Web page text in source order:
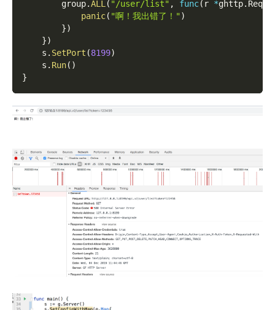
        group
.ALL( "/user/list" , func( r *ghttp.
panic( "啊！我出错了！")
})
})
    s
. SetPort (8199)
    s
. Run( )
}